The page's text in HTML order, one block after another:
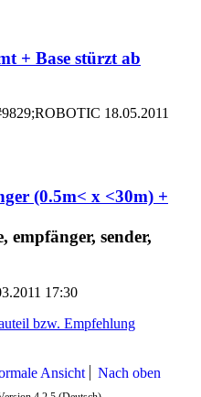
+ Base stürzt ab
18.05.2011
(0.5m< x <30m) +
17:30
bzw. Empfehlung
Ansicht Nach oben